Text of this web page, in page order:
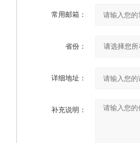
常用邮箱：
省份：
详细地址：
补充说明：